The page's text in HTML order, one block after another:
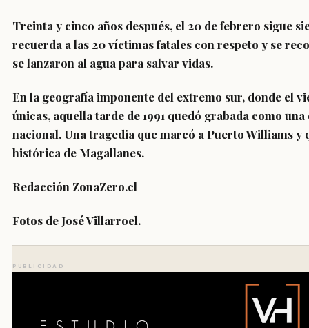
Treinta y cinco años después, el 20 de febrero sigue
recuerda a las 20 víctimas fatales con respeto y se
se lanzaron al agua para salvar vidas.
En la geografía imponente del extremo sur, donde el
únicas, aquella tarde de 1991 quedó grabada como
nacional. Una tragedia que marcó a Puerto Williams y
histórica de Magallanes.
Redacción ZonaZero.cl
Fotos de José Villarroel.
PUBLICIDAD